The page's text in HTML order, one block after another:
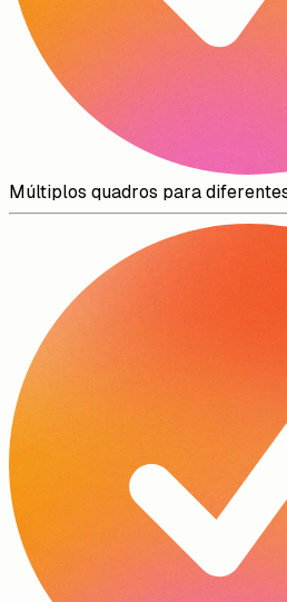
Múltiplos quadros para